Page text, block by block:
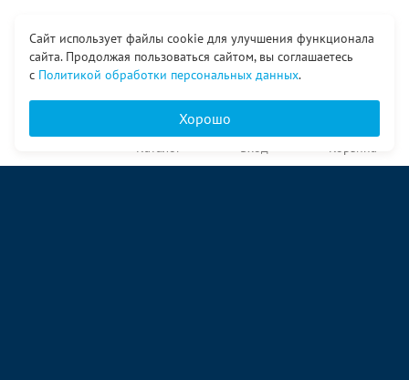
Сайт использует файлы cookie для улучшения функционала
сайта. Продолжая пользоваться сайтом, вы соглашаетесь
с Политикой обработки персональных данных.
Хорошо